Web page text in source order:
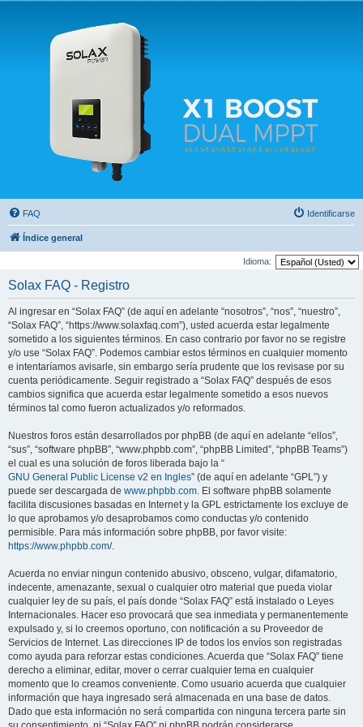
Solax FAQ
Lugar para intercambiar dudas sobre inversores solares Solax y temas relacionados.
FAQ Identificarse
Índice general
Idioma:
Solax FAQ - Registro
Al ingresar en “Solax FAQ” (de aquí en adelante “nosotros”, “nos”, “nuestro”,
“Solax FAQ”, “https://www.solaxfaq.com”), usted acuerda estar legalmente
sometido a los siguientes términos. En caso contrario por favor no se registre
y/o use “Solax FAQ”. Podemos cambiar estos términos en cualquier momento
e intentaríamos avisarle, sin embargo sería prudente que los revisase por su
cuenta periódicamente. Seguir registrado a “Solax FAQ” después de esos
cambios significa que acuerda estar legalmente sometido a esos nuevos
términos tal como fueron actualizados y/o reformados.
Nuestros foros están desarrollados por phpBB (de aquí en adelante “ellos”,
“sus”, “software phpBB”, “www.phpbb.com”, “phpBB Limited”, “phpBB Teams”)
el cual es una solución de foros liberada bajo la “
GNU General Public License v2 en Ingles” (de aquí en adelante “GPL”) y
puede ser descargada de www.phpbb.com. El software phpBB solamente
facilita discusiones basadas en Internet y la GPL estrictamente los excluye de
lo que aprobamos y/o desaprobamos como conductas y/o contenido
permisible. Para más información sobre phpBB, por favor visite:
https://www.phpbb.com/.
Acuerda no enviar ningun contenido abusivo, obsceno, vulgar, difamatorio,
indecente, amenazante, sexual o cualquier otro material que pueda violar
cualquier ley de su país, el país donde “Solax FAQ” está instalado o Leyes
Internacionales. Hacer eso provocará que sea inmediata y permanentemente
expulsado y, si lo creemos oportuno, con notificación a su Proveedor de
Servicios de Internet. Las direcciones IP de todos los envíos son registradas
como ayuda para reforzar estas condiciones. Acuerda que “Solax FAQ” tiene
derecho a eliminar, editar, mover o cerrar cualquier tema en cualquier
momento que lo creamos conveniente. Como usuario acuerda que cualquier
información que haya ingresado será almacenada en una base de datos.
Dado que esta información no será compartida con ninguna tercera parte sin